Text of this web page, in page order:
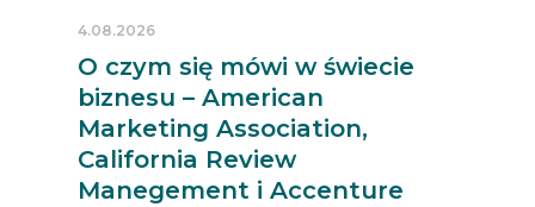
O czym się mówi w świecie
biznesu – American
Marketing Association,
California Review
Manegement i Accenture
4.08.2026